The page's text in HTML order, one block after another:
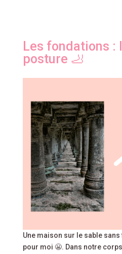
Les fondations :
posture 🦶
Une maison sur le sable
pour moi 😬. Dans notre